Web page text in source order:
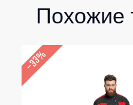
Похожие
–33%